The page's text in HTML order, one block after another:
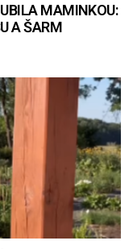
MAMINKOU:
A ŠARM